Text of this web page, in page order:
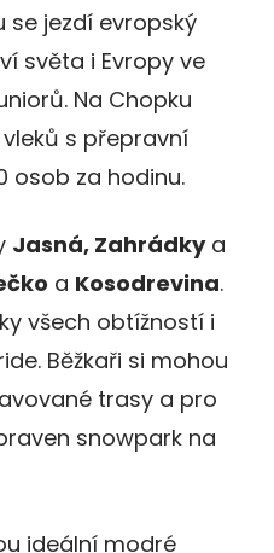
se jezdí evropský
světa i Evropy ve
Na Chopku
s přepravní
osob za hodinu.
Jasná, Zahrádkya
a Kosodrevina.
všech obtížností i
Běžkaři si mohou
trasy a pro
snowpark na
ideální modré